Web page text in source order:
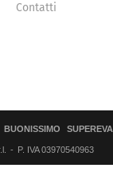
Contatti
BUONISSIMO SUPEREVA
P. IVA 03970540963